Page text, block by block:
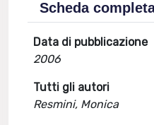
Scheda
Data di pubblicazione
2006
Tutti gli autori
Resmini, Monica